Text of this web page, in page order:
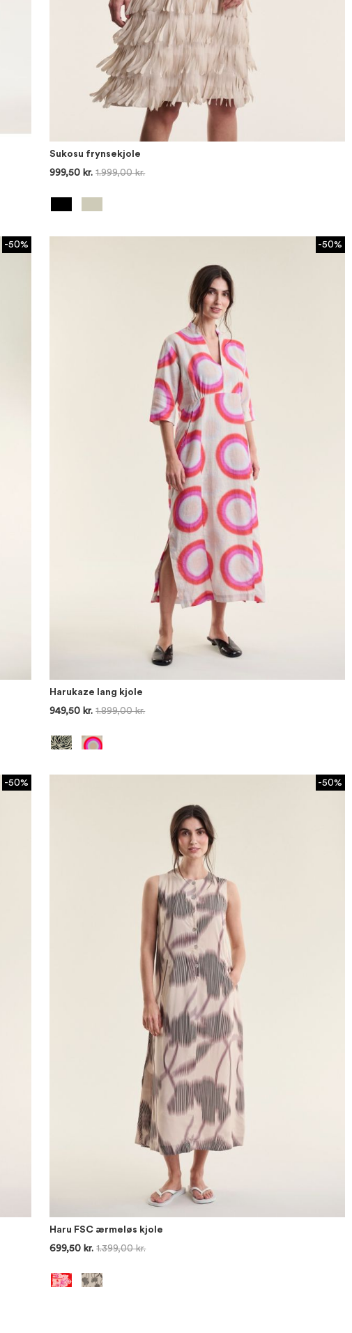
Sukosu frynsekjole
999,50 kr. 1.999,00 kr.
-50% -50%
Harukaze lang kjole
949,50 kr. 1.899,00 kr.
-50% -50%
Haru FSC ærmeløs kjole
699,50 kr. 1.399,00 kr.